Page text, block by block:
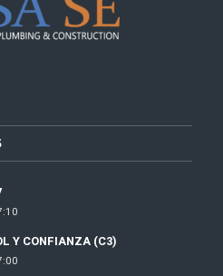
Y CONFIANZA (C3)